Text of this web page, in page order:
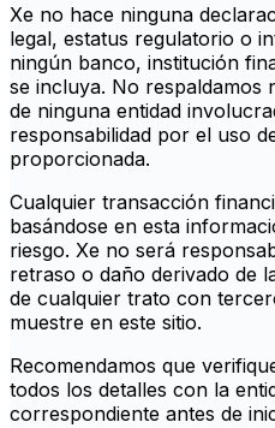
Xe no hace ninguna
legal, estatus regulatorio o
ningún banco, institución
se incluya. No respaldamos
de ninguna entidad
responsabilidad por el uso
proporcionada.
Cualquier transacción
basándose en esta
riesgo. Xe no será
retraso o daño derivado de
de cualquier trato con
muestre en este sitio.
Recomendamos que
todos los detalles con la
correspondiente antes de